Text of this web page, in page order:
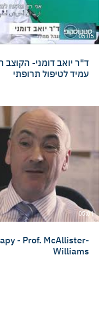
05:05
ד"ר יואב דומני- הקוצב
עמיד לטיפול תרופתי
05:01
- Prof. McAllister-
Williams